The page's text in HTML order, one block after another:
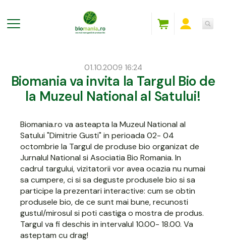
Biomania va invita la Targul Bio de
la Muzeul National al Satului!
01.10.2009 16:24
Biomania.ro va asteapta la Muzeul National al
Satului "Dimitrie Gusti" in perioada 02- 04
octombrie la Targul de produse bio organizat de
Jurnalul National si Asociatia Bio Romania. In
cadrul targului, vizitatorii vor avea ocazia nu numai
sa cumpere, ci si sa deguste produsele bio si sa
participe la prezentari interactive: cum se obtin
produsele bio, de ce sunt mai bune, recunosti
gustul/mirosul si poti castiga o mostra de produs.
Targul va fi deschis in intervalul 10.00- 18.00. Va
asteptam cu drag!